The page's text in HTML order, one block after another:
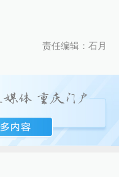
责任编辑：石月